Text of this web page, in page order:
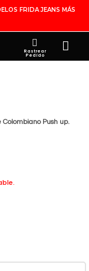
FRIDA JEANS MÁS
Rastrear
Pedido
Push up.